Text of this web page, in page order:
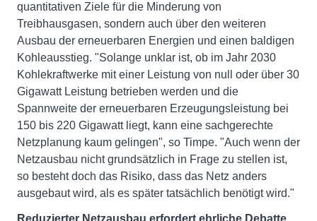
quantitativen Ziele für die Minderung von
Treibhausgasen, sondern auch über den weiteren
Ausbau der erneuerbaren Energien und einen baldigen
Kohleausstieg. "Solange unklar ist, ob im Jahr 2030
Kohlekraftwerke mit einer Leistung von null oder über 30
Gigawatt Leistung betrieben werden und die
Spannweite der erneuerbaren Erzeugungsleistung bei
150 bis 220 Gigawatt liegt, kann eine sachgerechte
Netzplanung kaum gelingen", so Timpe. "Auch wenn der
Netzausbau nicht grundsätzlich in Frage zu stellen ist,
so besteht doch das Risiko, dass das Netz anders
ausgebaut wird, als es später tatsächlich benötigt wird."
Reduzierter Netzausbau erfordert ehrliche Debatte